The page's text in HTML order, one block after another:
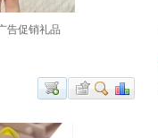
告促销礼品